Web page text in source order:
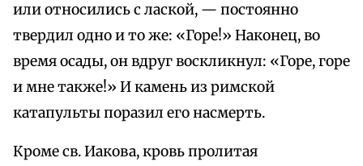
или относились с лаской, — постоянно
твердил одно и то же: «Горе!» Наконец, во
время осады, он вдруг воскликнул: «Горе, горе
и мне также!» И камень из римской
катапульты поразил его насмерть.
Кроме св. Иакова, кровь пролитая